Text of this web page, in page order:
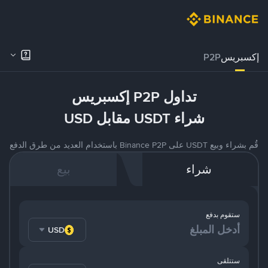
إكسبريسP2P
تداول P2P إكسبريس
شراء USDT مقابل USD
قُم بشراء وبيع USDT على Binance P2P باستخدام العديد من طرق الدفع
شراء بيع
ستقوم بدفع
USD
ستتلقى